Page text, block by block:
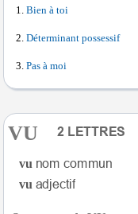
Bien à toi
Déterminant possessif
Pas à moi
VU
vu
vu